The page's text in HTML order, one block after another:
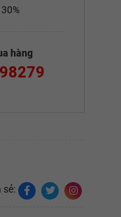
hàng
sẻ: